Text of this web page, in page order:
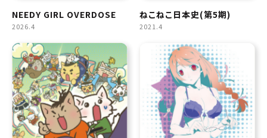
NEEDY GIRL OVERDOSE
2026.4
ねこねこ日本史(第5期)
2021.4